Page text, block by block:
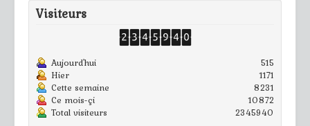
Visiteurs
Aujourd'hui
515
Hier
1171
Cette semaine
8231
Ce mois-çi
10872
Total visiteurs
2345940